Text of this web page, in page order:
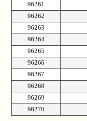
96261
96262
96263
96264
96265
96266
96267
96268
96269
96270